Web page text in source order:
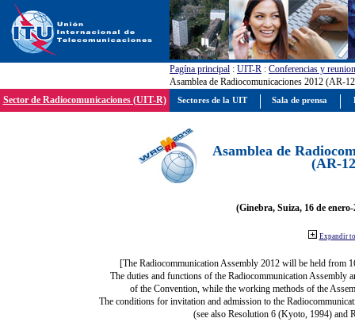
Pagína principal : UIT-R : Conferencias y
Asamblea de Radiocomunicaciones 2012 (AR-
Sector de Radiocomunicaciones (UIT-R)
Asamblea de
(AR-
(Ginebra, Suiza, 16 de
Expandir
[The Radiocommunication Assembly 2012 will be held from
The duties and functions of the Radiocommunication Assembly
of the Convention, while the working methods of the
The conditions for invitation and admission to the
(see also Resolution 6 (Kyoto, 1994) and
Sectores de la UIT Sala de prensa